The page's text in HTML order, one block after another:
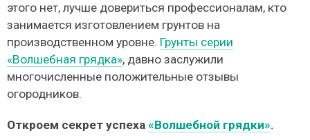
этого нет, лучше довериться профессионалам, кто
занимается изготовлением грунтов на
производственном уровне. Грунты серии
«Волшебная грядка», давно заслужили
многочисленные положительные отзывы
огородников.
Откроем секрет успеха «Волшебной грядки».